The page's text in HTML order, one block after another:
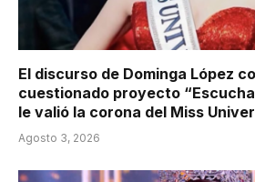
El discurso de Dominga López
cuestionado proyecto
le valió la corona del Miss
Agosto 3, 2026